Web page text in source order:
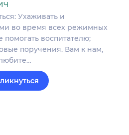
Ухаживать и
во время всех режимных
воспитателю;
поручения. Вам к нам,